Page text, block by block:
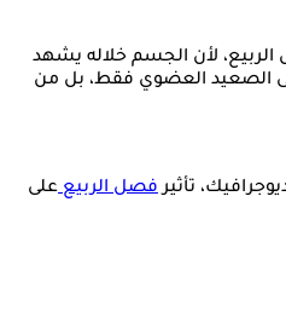
لأن الجسم خلاله يشهد
الصعيد العضوي فقط، بل من
تأثيرفصل الربيععلى